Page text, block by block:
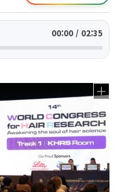
00:00 / 02:35